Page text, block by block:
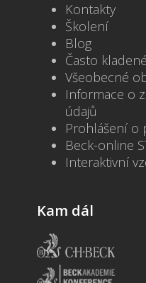
Kontakty
Školení
Blog
Často
Všeobecné
Informace o
údajů
Prohlášení o
Beck-online
Interaktivní
Kam dál